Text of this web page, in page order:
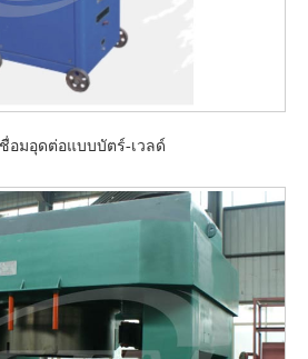
ชื่อมอุดต่อแบบบัตร์-เวลด์